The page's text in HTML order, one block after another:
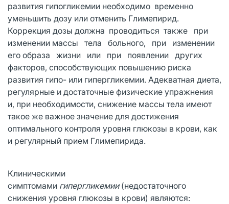
развития гипогликемии необходимо временно
уменьшить дозу или отменить Глимепирид.
Коррекция дозы должна проводиться также при
изменении массы тела больного, при изменении
его образа жизни или при появлении других
факторов, способствующих повышению риска
развития гипо- или гипергликемии. Адекватная диета,
регулярные и достаточные физические упражнения
и, при необходимости, снижение массы тела имеют
такое же важное значение для достижения
оптимального контроля уровня глюкозы в крови, как
и регулярный прием Глимепирида.
Клиническими
симптомами гипергликемии(недостаточного
снижения уровня глюкозы в крови) являются: